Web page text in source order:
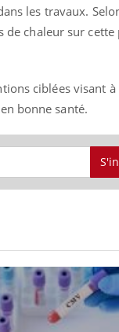
les travaux.
de chaleur sur cette
ciblées visant
bonne santé.